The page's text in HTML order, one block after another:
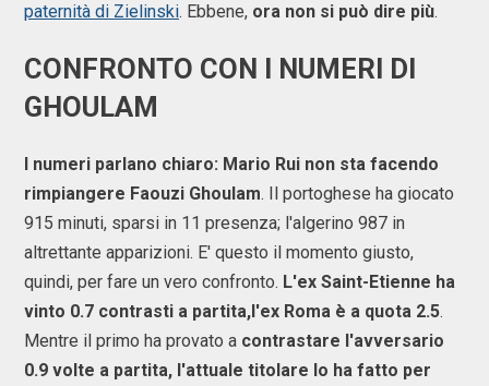
paternità di Zielinski. Ebbene, ora non si può dire più.
CONFRONTO CON I NUMERI DI
GHOULAM
I numeri parlano chiaro: Mario Rui non sta facendo
rimpiangere Faouzi Ghoulam. Il portoghese ha giocato
915 minuti, sparsi in 11 presenza; l'algerino 987 in
altrettante apparizioni. E' questo il momento giusto,
quindi, per fare un vero confronto. L'ex Saint-Etienne ha
vinto 0.7 contrasti a partita,l'ex Roma è a quota 2.5.
Mentre il primo ha provato a contrastare l'avversario
0.9 volte a partita, l'attuale titolare lo ha fatto per